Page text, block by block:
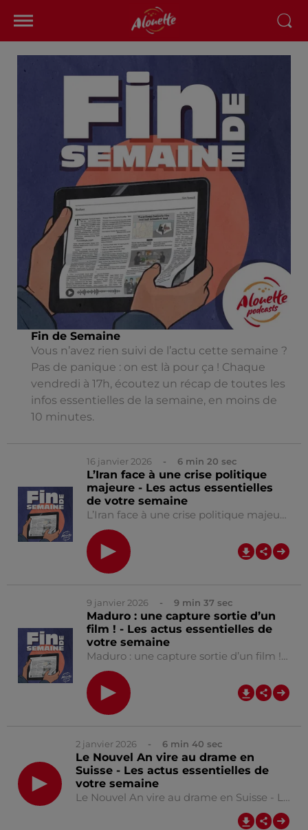
Fin de Semaine
Vous n’avez rien suivi de l’actu cette semaine ?
Pas de panique : on est là pour ça ! Chaque
vendredi à 17h, écoutez un récap de toutes les
infos essentielles de la semaine, en moins de
10 minutes.
16 janvier 2026 - 6 min 20 sec
L’Iran face à une crise politique
majeure - Les actus essentielles
de votre semaine
L’Iran face à une crise politique majeure - Les actus essentielles de votre semaine
9 janvier 2026 - 9 min 37 sec
Maduro : une capture sortie d’un
film ! - Les actus essentielles de
votre semaine
Maduro : une capture sortie d’un film ! - Les actus essentielles de votre semaine
2 janvier 2026 - 6 min 40 sec
Le Nouvel An vire au drame en
Suisse - Les actus essentielles de
votre semaine
Le Nouvel An vire au drame en Suisse - Les actus essentielles de votre semaine